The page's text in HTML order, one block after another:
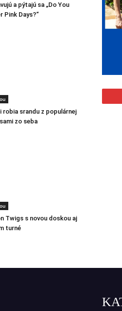
a pýtajú sa „Do You
Pink Days?“
robia srandu z populárnej
zo seba
Twigs s novou doskou aj
turné